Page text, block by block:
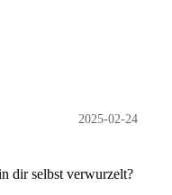
2025-02-24
dir selbst verwurzelt?